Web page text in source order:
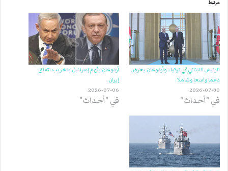
مرتبط
الرئيس اللبناني في تركيا.. وأردوغان يعرض
دعما واسعا وشاملا
2026-07-30
في "أحداث"
أردوغان يتّهم إسرائيل بتخريب اتفاق
إيران
2026-07-06
في "أحداث"